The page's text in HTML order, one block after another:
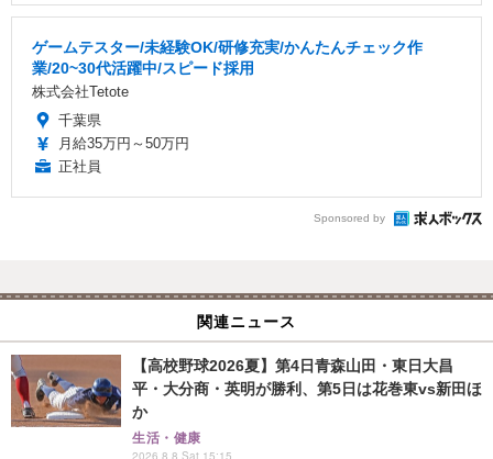
ゲームテスター/未経験OK/研修充実/かんたんチェック作
業/20~30代活躍中/スピード採用
株式会社Tetote
千葉県
月給35万円～50万円
正社員
Sponsored by
関連ニュース
【高校野球2026夏】第4日青森山田・東日大昌
平・大分商・英明が勝利、第5日は花巻東vs新田ほ
か
生活・健康
2026.8.8 Sat 15:15